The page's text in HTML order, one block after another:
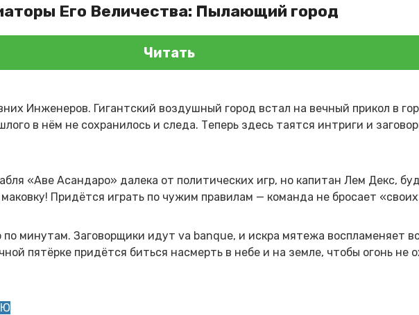
Его Величества: Пылающий город
Читать
Инженеров. Гигантский воздушный город встал на вечный прикол в
в нём не сохранилось и следа. Теперь здесь таятся интриги и
«Аве Асандаро» далека от политических игр, но капитан Лем Декс,
Придётся играть по чужим правилам — команда не бросает
по минутам. Заговорщики идут va banque, и искра мятежа воспламеняет
пятёрке придётся биться насмерть в небе и на земле, чтобы огонь не